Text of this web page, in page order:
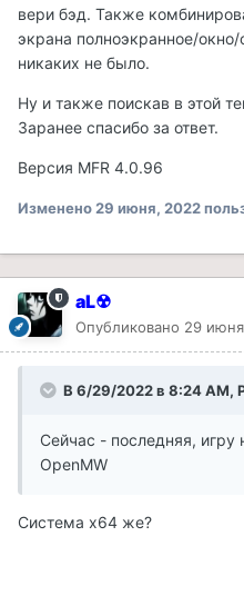
вери бэд. Также
экрана полноэкранное/
никаких не было.
Ну и также поискав в этой
Заранее спасибо за ответ.
Версия MFR 4.0.96
Изменено 29 июня, 2022
aL☢
Опубликовано 29
В 6/29/2022 в 8:24 AM,
Сейчас - последняя,
OpenMW
Система х64 же?